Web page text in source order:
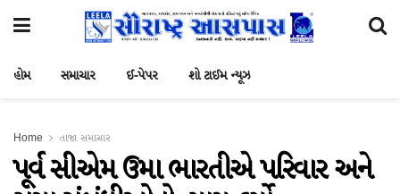
હોમ સમાચાર ઈ-પેપર શો ટાઈમ ન્યૂઝ
Home તાજા સમાચાર
પૂર્વ સીએમ ઉમા ભારતીએ પરિવાર અને